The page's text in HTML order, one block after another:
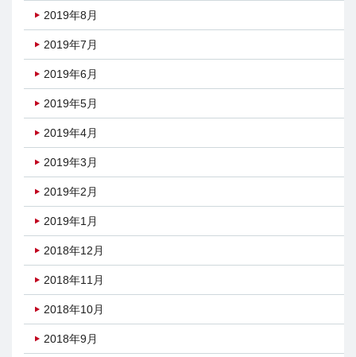
2019年8月
2019年7月
2019年6月
2019年5月
2019年4月
2019年3月
2019年2月
2019年1月
2018年12月
2018年11月
2018年10月
2018年9月